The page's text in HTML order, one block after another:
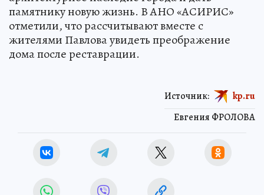
памятнику новую жизнь. В АНО «АСИРИС»
отметили, что рассчитывают вместе с
жителями Павлова увидеть преображение
дома после реставрации.
Евгения ФРОЛОВА
Источник: kp.ru